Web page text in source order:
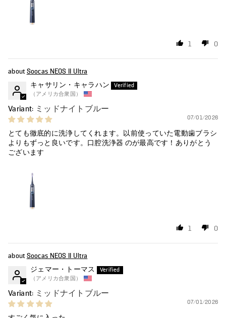
1 0
Soocas NEOS II Ultra
キャサリン・キャラハン
（アメリカ合衆国）
ミッドナイトブルー
07/01/2026
とても徹底的に洗浄してくれます。以前使っていた電動歯ブラシ
よりもずっと良いです。口腔洗浄器 のが最高です！ありがとう
ございます
1 0
Soocas NEOS II Ultra
ジェマー・トーマス
（アメリカ合衆国）
ミッドナイトブルー
07/01/2026